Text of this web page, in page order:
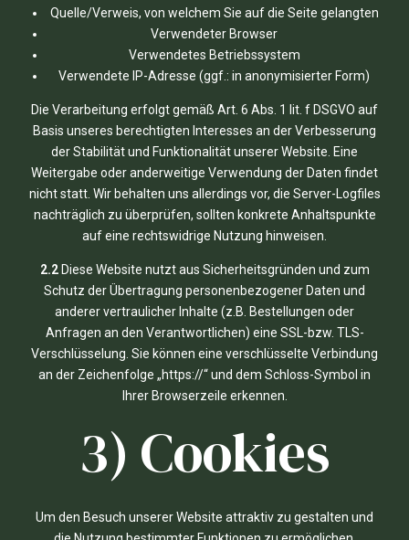
Quelle/Verweis, von welchem Sie auf die Seite gelangten
Verwendeter Browser
Verwendetes Betriebssystem
Verwendete IP-Adresse (ggf.: in anonymisierter Form)
Die Verarbeitung erfolgt gemäß Art. 6 Abs. 1 lit. f DSGVO auf
Basis unseres berechtigten Interesses an der Verbesserung
der Stabilität und Funktionalität unserer Website. Eine
Weitergabe oder anderweitige Verwendung der Daten findet
nicht statt. Wir behalten uns allerdings vor, die Server-Logfiles
nachträglich zu überprüfen, sollten konkrete Anhaltspunkte
auf eine rechtswidrige Nutzung hinweisen.
2.2Diese Website nutzt aus Sicherheitsgründen und zum
Schutz der Übertragung personenbezogener Daten und
anderer vertraulicher Inhalte (z.B. Bestellungen oder
Anfragen an den Verantwortlichen) eine SSL-bzw. TLS-
Verschlüsselung. Sie können eine verschlüsselte Verbindung
an der Zeichenfolge „https://“ und dem Schloss-Symbol in
Ihrer Browserzeile erkennen.
3) Cookies
Um den Besuch unserer Website attraktiv zu gestalten und